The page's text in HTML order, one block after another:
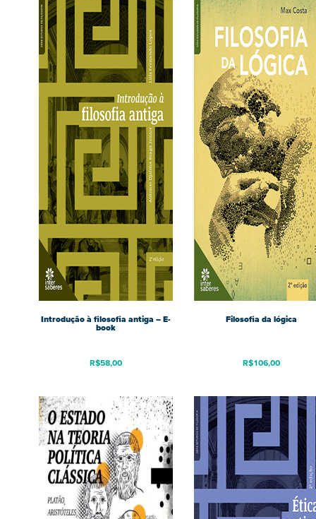
Introdução à filosofia antiga – E-
book
R$58,00
Filosofia da lógica
R$106,00